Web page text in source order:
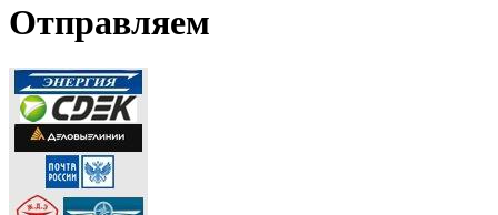
Отправляем